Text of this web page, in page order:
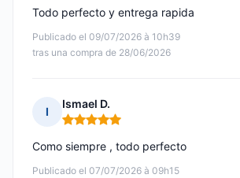
Publicado el 09/07/2026 à 10h39
tras una compra de 28/06/2026
Todo perfecto y entrega rapida
I
Ismael D.
Nota: 5 de 5
Publicado el 07/07/2026 à 09h15
Como siempre , todo perfecto